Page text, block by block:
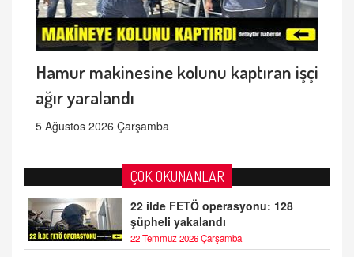
Hamur makinesine kolunu kaptıran işçi
ağır yaralandı
5 Ağustos 2026 Çarşamba
ÇOK OKUNANLAR
22 ilde FETÖ operasyonu: 128
şüpheli yakalandı
22 Temmuz 2026 Çarşamba